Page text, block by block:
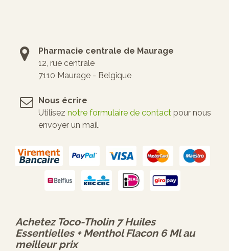
Pharmacie centrale de Maurage
12, rue centrale
7110 Maurage - Belgique
Nous écrire
Utilisez notre formulaire de contact pour nous
envoyer un mail.
Achetez Toco-Tholin 7 Huiles
Essentielles + Menthol Flacon 6 Mlau
meilleur prix